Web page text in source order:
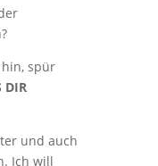
spür
DIR
und auch
Ich will